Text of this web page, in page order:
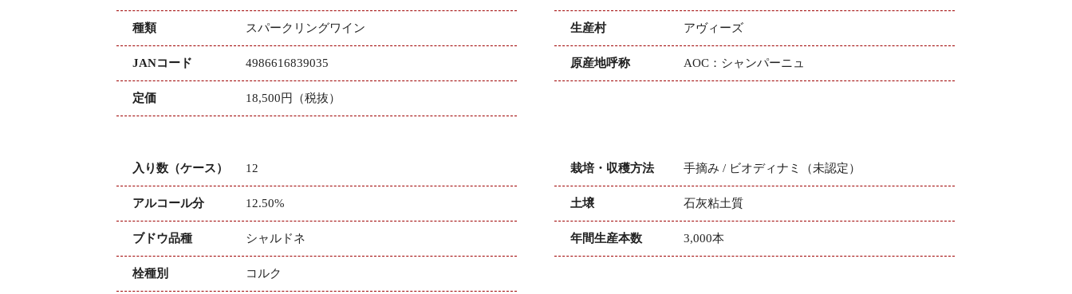
種類 スパークリングワイン
JANコード 4986616839035
定価 18,500円（税抜）
生産村 アヴィーズ
原産地呼称 AOC：シャンパーニュ
入り数（ケース） 12
アルコール分 12.50%
ブドウ品種 シャルドネ
栓種別 コルク
栽培・収穫方法 手摘み / ビオディナミ（未認定）
土壌 石灰粘土質
年間生産本数 3,000本